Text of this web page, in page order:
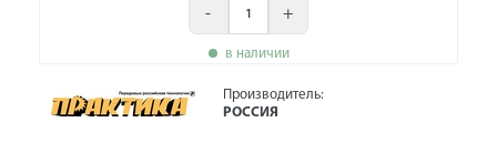
- +
в наличии
Производитель:
РОССИЯ